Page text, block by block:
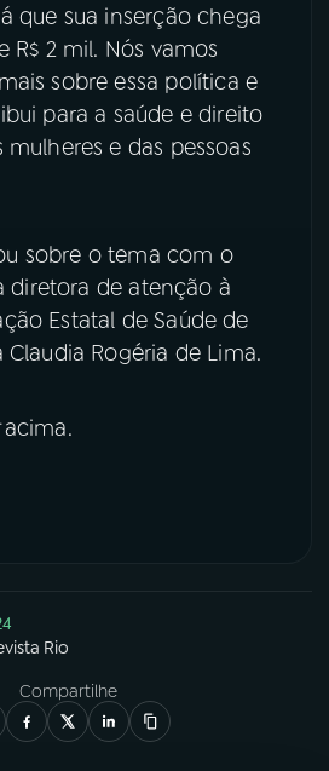
que sua inserção chega
R$ 2 mil. Nós vamos
sobre essa política e
para a saúde e direito
e das pessoas
sobre o tema com o
diretora de atenção à
Estatal de Saúde de
Rogéria de Lima.
acima.
Rio
Compartilhe